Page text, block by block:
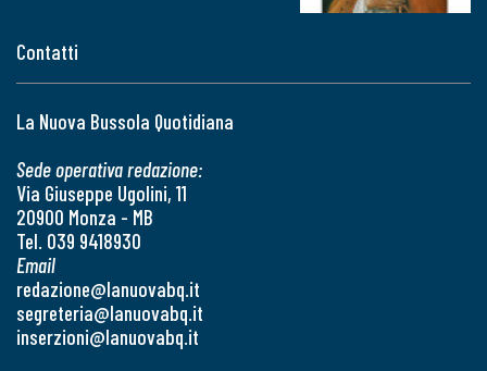
Contatti
La Nuova Bussola Quotidiana
Sede operativa redazione:
Via Giuseppe Ugolini, 11
20900 Monza - MB
Tel. 039 9418930
Email
redazione@lanuovabq.it
segreteria@lanuovabq.it
inserzioni@lanuovabq.it